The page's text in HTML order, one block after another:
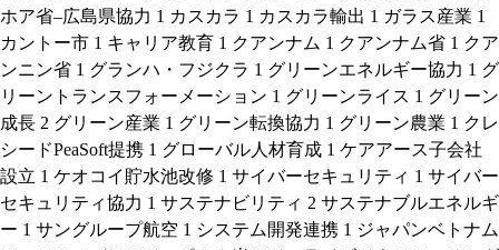
ホア省–広島県協力 1 カスカラ 1 カスカラ輸出 1 ガラス産業 1
カントー市 1 キャリア教育 1 クアンナム 1 クアンナム省 1 クア
ンニン省 1 グランハ・フジクラ 1 グリーンエネルギー協力 1 グ
リーントランスフォーメーション 1 グリーンライス 1 グリーン
成長 2 グリーン産業 1 グリーン転換協力 1 グリーン農業 1 クレ
シードPeaSoft提携 1 グローバル人材育成 1 ケアアース子会社
設立 1 ケオコイ貯水池改修 1 サイバーセキュリティ 1 サイバー
セキュリティ協力 1 サステナビリティ 2 サステナブルエネルギ
ー 1 サングループ航空 1 システム開発連携 1 ジャパンベトナム